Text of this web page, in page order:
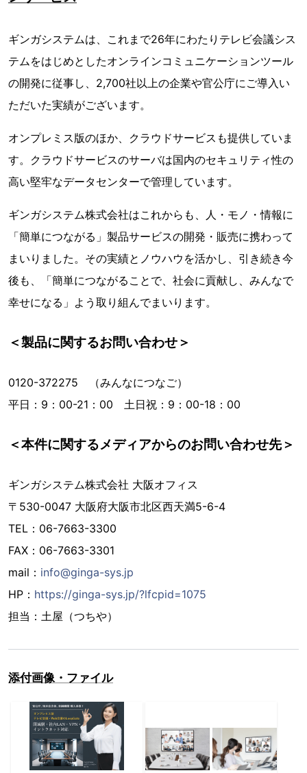
ギンガシステムは、これまで26年にわたりテレビ会議シス
テムをはじめとしたオンラインコミュニケーションツール
の開発に従事し、2,700社以上の企業や官公庁にご導入い
ただいた実績がございます。
オンプレミス版のほか、クラウドサービスも提供していま
す。クラウドサービスのサーバは国内のセキュリティ性の
高い堅牢なデータセンターで管理しています。
ギンガシステム株式会社はこれからも、人・モノ・情報に
「簡単につながる」製品サービスの開発・販売に携わって
まいりました。その実績とノウハウを活かし、引き続き今
後も、「簡単につながることで、社会に貢献し、みんなで
幸せになる」よう取り組んでまいります。
＜製品に関するお問い合わせ＞
0120-372275 （みんなにつなご）
平日：9：00-21：00 土日祝：9：00-18：00
＜本件に関するメディアからのお問い合わせ先＞
ギンガシステム株式会社 大阪オフィス
〒530-0047 大阪府大阪市北区西天満5-6-4
TEL：06-7663-3300
FAX：06-7663-3301
mail： info@ginga-sys.jp
HP： https://ginga-sys.jp/?lfcpid=1075
担当：土屋（つちや）
添付画像・ファイル